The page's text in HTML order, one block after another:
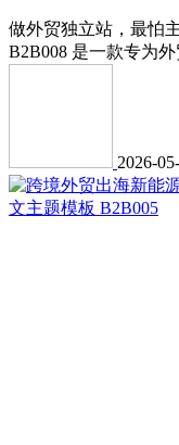
做外贸独立站，最怕
B2B008 是一款专为
2026-